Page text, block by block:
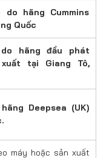
do hãng Cummins
Quốc
hãng đầu phát
tại Giang Tô,
Deepsea (UK)
máy hoặc sản xuất